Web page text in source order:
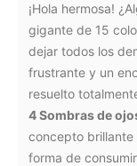
¡Hola hermosa!
gigante de 15
dejar todos los
frustrante y un
resuelto
4 Sombras de
concepto
forma de